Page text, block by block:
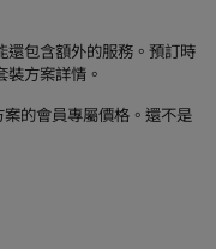
還包含額外的服務。預訂時
方案詳情。
的會員專屬價格。還不是